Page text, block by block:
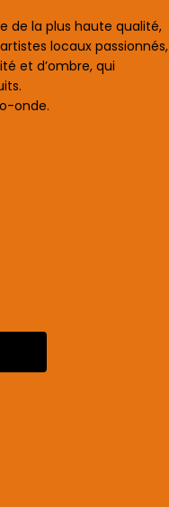
de la plus haute qualité,
locaux passionnés,
et d’ombre, qui
onde.